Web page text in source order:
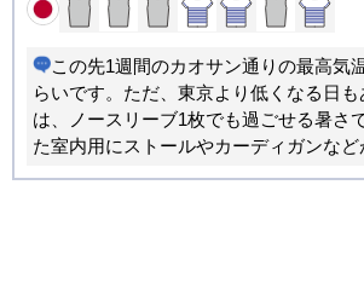
この先1週間のカオサン通りの最高気
らいです。ただ、東京より低くなる日
は、ノースリーブ1枚でも過ごせる暑さ
た室内用にストールやカーディガンなど